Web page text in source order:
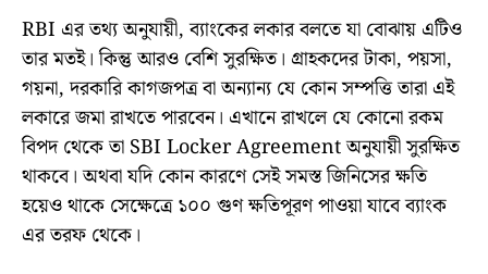
RBI এর তথ্য অনুযায়ী, ব্যাংকের লকার বলতে যা বোঝায় এটিও
তার মতই। কিন্তু আরও বেশি সুরক্ষিত। গ্রাহকদের টাকা, পয়সা,
গয়না, দরকারি কাগজপত্র বা অন্যান্য যে কোন সম্পত্তি তারা এই
লকারে জমা রাখতে পারবেন। এখানে রাখলে যে কোনো রকম
বিপদ থেকে তা SBI Locker Agreement অনুযায়ী সুরক্ষিত
থাকবে। অথবা যদি কোন কারণে সেই সমস্ত জিনিসের ক্ষতি
হয়েও থাকে সেক্ষেত্রে ১০০ গুণ ক্ষতিপূরণ পাওয়া যাবে ব্যাংক
এর তরফ থেকে।